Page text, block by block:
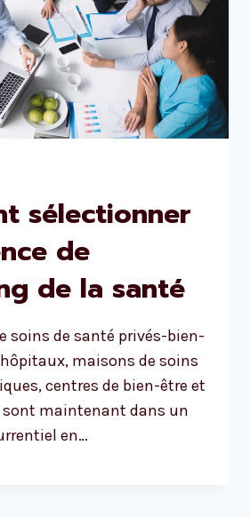
sélectionner
de
de la santé
soins de santé privés-bien-
maisons de soins
centres de bien-être et
sont maintenant dans un
en…